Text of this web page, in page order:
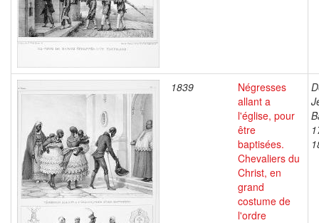
1839
Négresses
allant a
l'église, pour
être
baptisées.
Chevaliers du
Christ, en
grand
costume de
l'ordre